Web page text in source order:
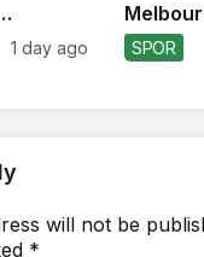
1 day ago
Dönüyor!
SPOR
will not be
*